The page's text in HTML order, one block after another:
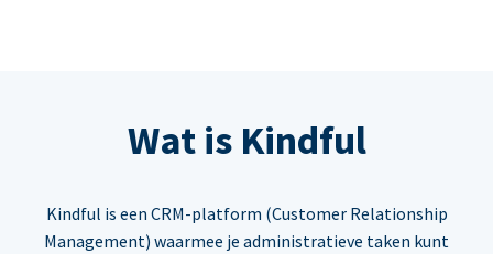
Wat is Kindful
Kindful is een CRM-platform (Customer Relationship
Management) waarmee je administratieve taken kunt